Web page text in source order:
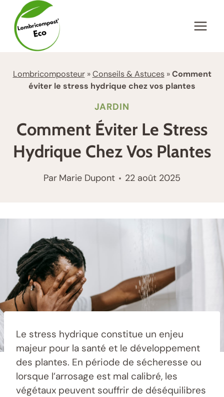
contenu
Lombricomposteur»Conseils & Astuces»Comment
éviter le stress hydrique chez vos plantes
JARDIN
Comment Éviter Le Stress
Hydrique Chez Vos Plantes
Par Marie Dupont 22 août 2025
Le stress hydrique constitue un enjeu
majeur pour la santé et le développement
des plantes. En période de sécheresse ou
lorsque l’arrosage est mal calibré, les
végétaux peuvent souffrir de déséquilibres